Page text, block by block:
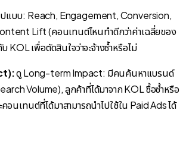
ปแบบ: Reach, Engagement, Conversion,
Lift (คอนเทนต์ไหนทำดีกว่าค่าเฉลี่ยของ
เพื่อตัดสินใจว่าจะจ้างซ้ำหรือไม่
ดู Long-term Impact: มีคนค้นหาแบรนด์
Volume), ลูกค้าที่ได้มาจาก KOL ซื้อซ้ำหรือ
อนเทนต์ที่ได้มาสามารถนำไปใช้ใน Paid Ads ได้